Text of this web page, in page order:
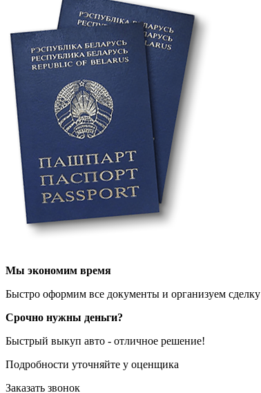
Мы экономим время
Быстро оформим все документы и организуем сделку
Срочно нужны деньги?
Быстрый выкуп авто - отличное решение!
Подробности уточняйте у оценщика
Заказать звонок